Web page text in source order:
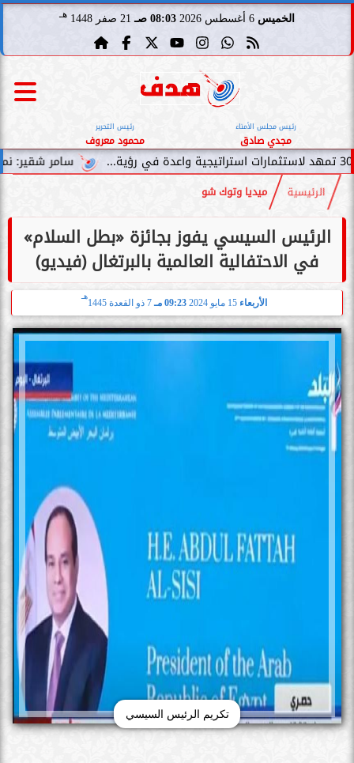
الخميس 08:03 صـ 21 صفر 1448 هـ
رئيس مجلس الأمناء
مجدي صادق
رئيس التحرير
محمود معروف
سامر شقير: نمو صناديق
الرئيسية ميديا وتوك شو
الرئيس السيسي يفوز بجائزة «بطل السلام»
في الاحتفالية العالمية بالبرتغال (فيديو)
الأربعاء 15 مايو 2024 09:23 مـ 7 ذو القعدة 1445
هـ
تكريم الرئيس السيسي